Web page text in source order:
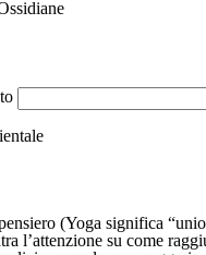
(Yoga significa
l’attenzione su come